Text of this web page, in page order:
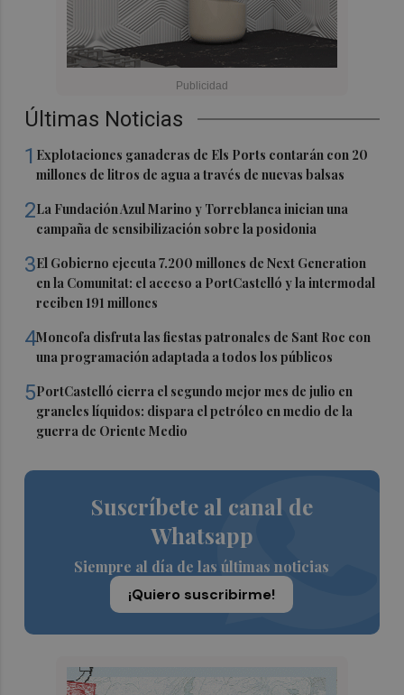
Últimas Noticias
1 Explotaciones ganaderas de Els Ports contarán con 20
millones de litros de agua a través de nuevas balsas
2La Fundación Azul Marino y Torreblanca inician una
campaña de sensibilización sobre la posidonia
3El Gobierno ejecuta 7.200 millones de Next Generation
en la Comunitat: el acceso a PortCastelló y la intermodal
reciben 191 millones
4Moncofa disfruta las fiestas patronales de Sant Roc con
una programación adaptada a todos los públicos
5PortCastelló cierra el segundo mejor mes de julio en
graneles líquidos: dispara el petróleo en medio de la
guerra de Oriente Medio
Suscríbete al canal de
Whatsapp
Siempre al día de las últimas noticias
¡Quiero suscribirme!